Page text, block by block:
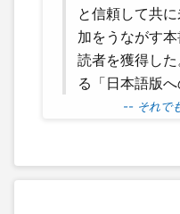
と信頼して共
加をうながす
読者を獲得し
る「日本語版
-- それで